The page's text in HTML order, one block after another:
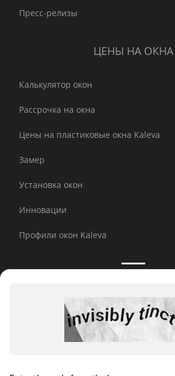
Пресс-релизы
ЦЕНЫ НА ОКНА
Калькулятор окон
Рассрочка на окна
Цены на пластиковые окна Kaleva
Замер
Установка окон
Инновации
Профили окон Kaleva
Принимаем к оплате:
E-mail рассылка